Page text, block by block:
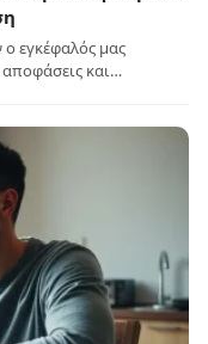
εγκέφαλός μας
και…